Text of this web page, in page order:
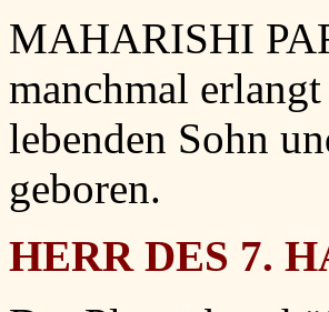
MAHARISHI
manchmal
lebenden Sohn
geboren.
HERR DES 7.